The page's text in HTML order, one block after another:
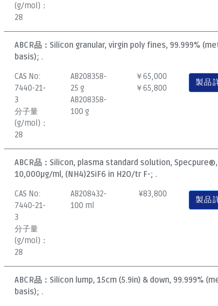
(g/mol)：
28
ABCR品： Silicon granular, virgin poly fines, 99.999%
basis); .
CAS No:
7440-21-
3
分子量
(g/mol)：
28
AB208358-
25 g
AB208358-
100 g
￥65,000
￥65,800
製品
ABCR品： Silicon, plasma standard solution,
10,000µg/ml, (NH4)2SiF6 in H2O/tr F-; .
CAS No:
7440-21-
3
分子量
(g/mol)：
28
AB208432-
100 ml
¥83,800
製品
ABCR品： Silicon lump, 15cm (5.9in) & down, 99.999%
basis); .